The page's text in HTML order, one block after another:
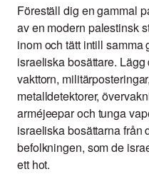
Föreställ dig en gammal
av en modern palestinsk
inom och tätt intill
israeliska bosättare.
vakttorn,
metalldetektorer,
arméjeepar och tunga
israeliska bosättarna från
befolkningen, som de
ett hot.